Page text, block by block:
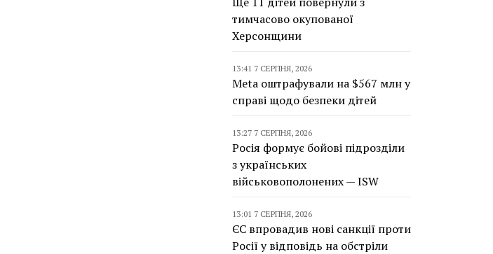
тимчасово окупованої
Херсонщини
13:41 7 СЕРПНЯ, 2026
Meta оштрафували на $567 млн у
справі щодо безпеки дітей
13:27 7 СЕРПНЯ, 2026
Росія формує бойові підрозділи
з українських
військовополонених — ISW
13:01 7 СЕРПНЯ, 2026
ЄС впровадив нові санкції проти
Росії у відповідь на обстріли